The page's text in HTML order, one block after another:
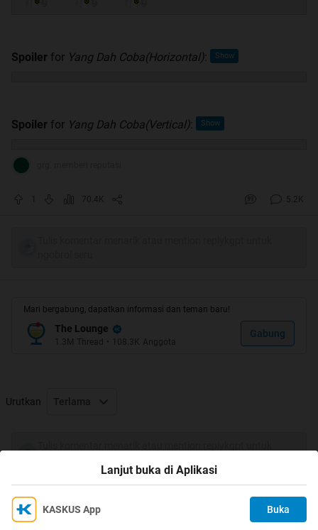
Spoiler for Yang Dah Coba(Horizontal):
Spoiler for Yang Dah Coba(Vertical):
70.4K 5.2K
Mari bergabung, dapatkan informasi dan teman baru!
The Lounge
1.3M Thread • 108.3K Anggota
Gabung
Urutkan Terlama
Ikuti KASKUS di
Kami menggunakan Cookies
Lanjut buka di Aplikasi
KASKUS App Buka